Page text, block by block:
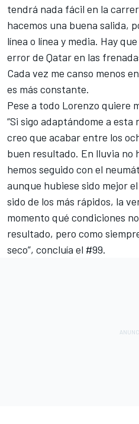
tendrá nada fácil en la
hacemos una buena salida,
línea o línea y media. Hay
error de Qatar en las
Cada vez me canso menos
es más constante.
Pese a todo Lorenzo quiere
“Si sigo adaptándome a
creo que acabar entre los
buen resultado. En lluvia no
hemos seguido con el
aunque hubiese sido mejor
sido de los más rápidos, la
momento qué condiciones
resultado, pero como
seco”, concluía el #99.